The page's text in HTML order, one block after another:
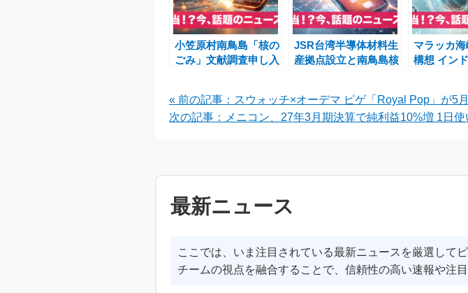
小笠原村南鳥島「核の
ごみ」文献調査申し入
JSR台湾半導体材料生
産拠点設立と南鳥島核
マラッカ
構想 イン
ール外相
運輸相 ホ
« 前の記事：スウォッチ×オーデマ ピゲ「Royal Pop」が5
次の記事：メニコン、27年3月期決算で純利益10%増 1日
最新ニュース
ここでは、いま注目されている最新ニュースを厳選して
チームの視点を融合することで、信頼性の高い速報や注